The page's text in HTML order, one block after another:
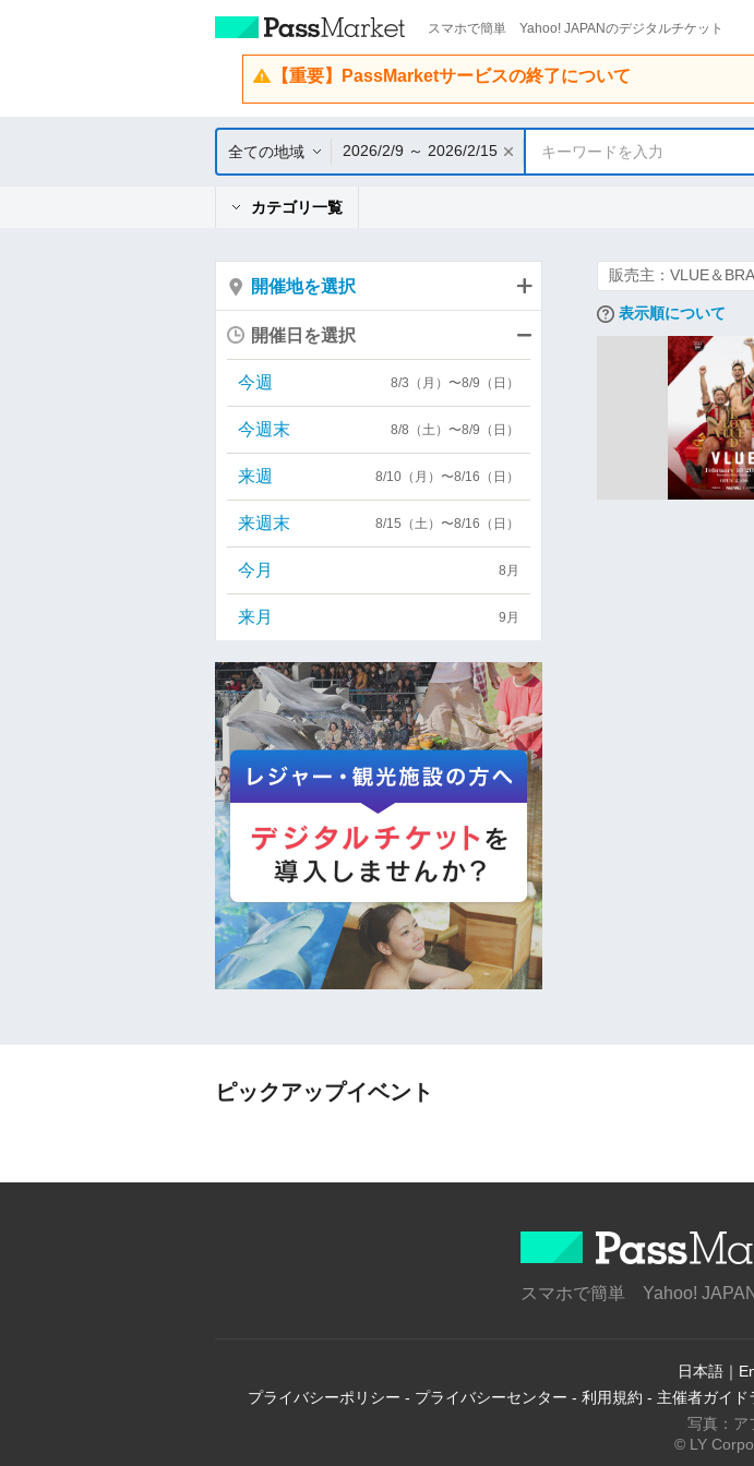
スマホで簡単 Yahoo! JAPANのデジタルチケット
【重要】PassMarketサービスの終了について
全ての地域 2026/2/9 ～ 2026/2/15 キーワードを入力
カテゴリ一覧
販売主：VLUE＆
表示順について
開催地を選択
開催日を選択
今週 8/3（月）〜8/9（日）
今週末 8/8（土）〜8/9（日）
来週 8/10（月）〜8/16（日）
来週末 8/15（土）〜8/16（日）
今月 8月
来月 9月
ピックアップイベント
スマホで簡単 Yahoo!
日本語 ｜
プライバシーポリシー - プライバシーセンター - 利用規約 - 主催者ガイド
写真：ア
© LY